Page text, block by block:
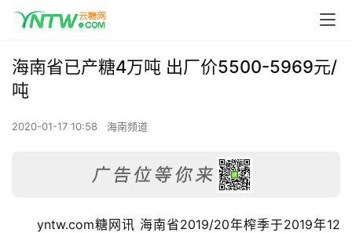
海南省已产糖4万吨 出厂价5500-5969元/
吨
2020-01-17 10:58 海南频道
yntw.com糖网讯 海南省2019/20年榨季于2019年12